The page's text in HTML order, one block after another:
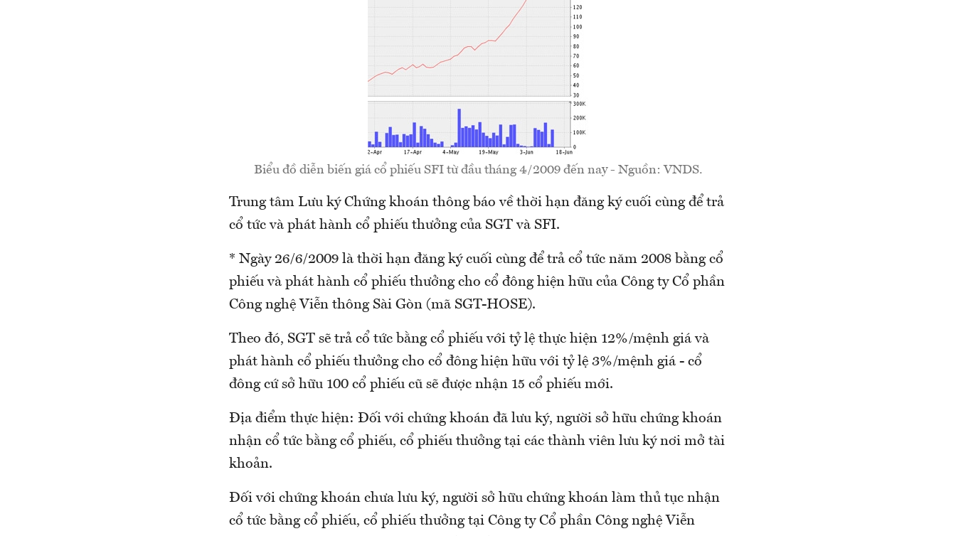
Biểu đồ diễn biến giá cổ phiếu SFI từ đầu tháng 4/2009 đến nay - Nguồn: VNDS.
Trung tâm Lưu ký Chứng khoán thông báo về thời hạn đăng ký cuối cùng để trả
cổ tức và phát hành cổ phiếu thưởng của SGT và SFI.
* Ngày 26/6/2009 là thời hạn đăng ký cuối cùng để trả cổ tức năm 2008 bằng cổ
phiếu và phát hành cổ phiếu thưởng cho cổ đông hiện hữu của Công ty Cổ phần
Công nghệ Viễn thông Sài Gòn (mã SGT-HOSE).
Theo đó, SGT sẽ trả cổ tức bằng cổ phiếu với tỷ lệ thực hiện 12%/mệnh giá và
phát hành cổ phiếu thưởng cho cổ đông hiện hữu với tỷ lệ 3%/mệnh giá - cổ
đông cứ sở hữu 100 cổ phiếu cũ sẽ được nhận 15 cổ phiếu mới.
Địa điểm thực hiện: Đối với chứng khoán đã lưu ký, người sở hữu chứng khoán
nhận cổ tức bằng cổ phiếu, cổ phiếu thưởng tại các thành viên lưu ký nơi mở tài
khoản.
Đối với chứng khoán chưa lưu ký, người sở hữu chứng khoán làm thủ tục nhận
cổ tức bằng cổ phiếu, cổ phiếu thưởng tại Công ty Cổ phần Công nghệ Viễn